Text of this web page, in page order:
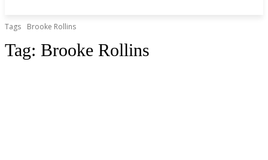
Tags Brooke Rollins
Tag: Brooke Rollins